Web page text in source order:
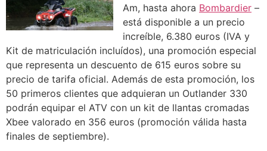
Am, hasta ahora Bombardier –
está disponible a un precio
increíble, 6.380 euros (IVA y
Kit de matriculación incluídos), una promoción especial
que representa un descuento de 615 euros sobre su
precio de tarifa oficial. Además de esta promoción, los
50 primeros clientes que adquieran un Outlander 330
podrán equipar el ATV con un kit de llantas cromadas
Xbee valorado en 356 euros (promoción válida hasta
finales de septiembre).